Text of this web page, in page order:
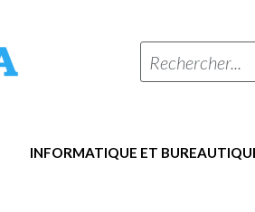
Rechercher...
INFORMATIQUE ET